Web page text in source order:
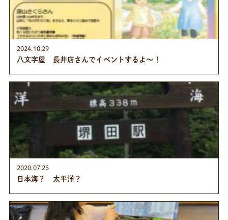
2024.10.29
八文字屋 長井店さんでイベントするよ～！
2020.07.25
日本海？ 太平洋？